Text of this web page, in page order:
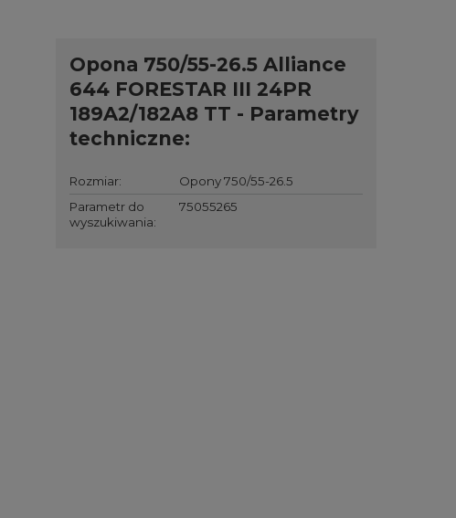
Opona 750/55-26.5 Alliance
644 FORESTAR III 24PR
189A2/182A8 TT - Parametry
techniczne:
Rozmiar:
Opony 750/55-26.5
Parametr do
wyszukiwania:
75055265